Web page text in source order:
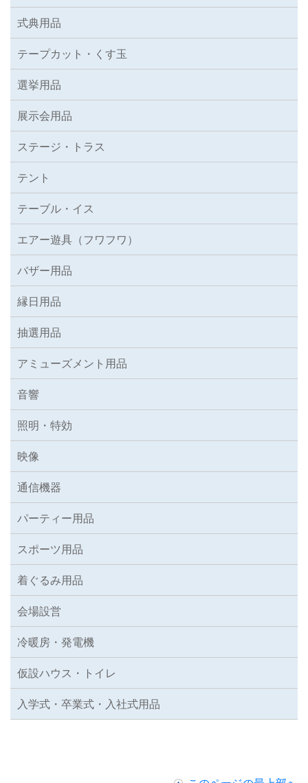
式典用品
テープカット・くす玉
選挙用品
展示会用品
ステージ・トラス
テント
テーブル・イス
エアー遊具（フワフワ）
バザー用品
縁日用品
抽選用品
アミューズメント用品
音響
照明・特効
映像
通信機器
パーティー用品
スポーツ用品
着ぐるみ用品
会場設営
冷暖房・発電機
仮設ハウス・トイレ
入学式・卒業式・入社式用品